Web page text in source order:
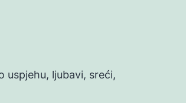
uspjehu, ljubavi, sreći,